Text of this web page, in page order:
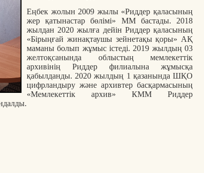
Еңбек жолын 2009 жылы «Риддер қаласының
жер қатынастар бөлімі» ММ бастады. 2018
жылдан 2020 жылға дейін Риддер қаласының
«Бірыңғай жинақтаушы зейнетақы қоры» АҚ
маманы болып жұмыс істеді. 2019 жылдың 03
желтоқсанында облыстың мемлекеттік
архивінің Риддер филиалына жұмысқа
қабылданды. 2020 жылдың 1 қазанында ШҚО
цифрландыру және архивтер басқармасының
«Мемлекеттік архив» КММ Риддер